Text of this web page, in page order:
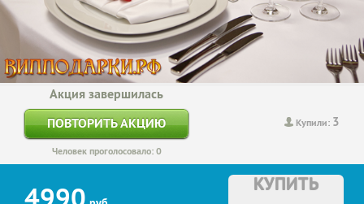
Купили: 3
Акция завершилась
ПОВТОРИТЬ АКЦИЮ
Человек проголосовало: 0
КУПИТЬ